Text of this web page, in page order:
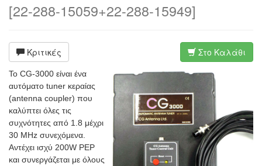
[22-288-15059+22-288-15949]
Κριτικές Στο Καλάθι
Το CG-3000 είναι ένα
αυτόματο tuner κεραίας
(antenna coupler) που
καλύπτει όλες τις
συχνότητες από 1.8 μέχρι
30 MHz συνεχόμενα.
Αντέχει ισχύ 200W PEP
και συνεργάζεται με όλους